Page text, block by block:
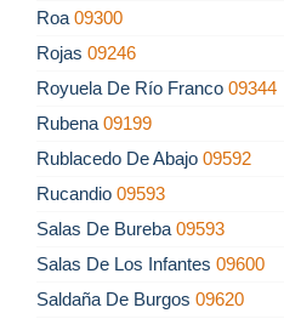
Roa 09300
Rojas 09246
Royuela De Río Franco 09344
Rubena 09199
Rublacedo De Abajo 09592
Rucandio 09593
Salas De Bureba 09593
Salas De Los Infantes 09600
Saldaña De Burgos 09620